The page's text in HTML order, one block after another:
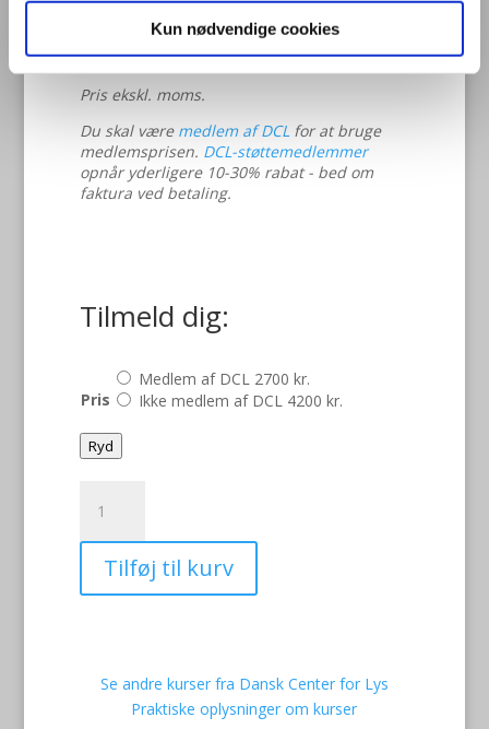
Kun nødvendige cookies
Pris: DCL medlem - Ikke DCL medlem:
2.700kr.–4.200kr.Prisinterval:
2.700 kr.
4.200 kr.
Pris ekskl. moms.
Du skal være medlem af DCLfor at bruge
medlemsprisen. DCL-støttemedlemmer
opnår yderligere 10-30% rabat - bed om
faktura ved betaling.
Tilmeld dig:
Pris
Medlem af DCL 2700 kr.
Ikke medlem af DCL 4200 kr.
Ryd
Evo
–
Grundkursus
i
begyndere
Tilføj til kurv
Se andre kurser fra Dansk Center for Lys
Praktiske oplysninger om kurser